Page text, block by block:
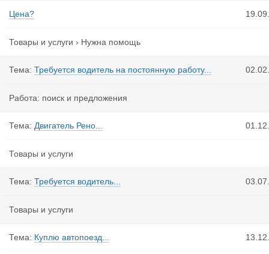
Цена?
Товары и услуги › Нужна помощь
Тема: Требуется водитель на постоянную работу...
Работа: поиск и предложения
Тема: Двигатель Рено...
Товары и услуги
Тема: Требуется водитель...
Товары и услуги
Тема: Куплю автопоезд...